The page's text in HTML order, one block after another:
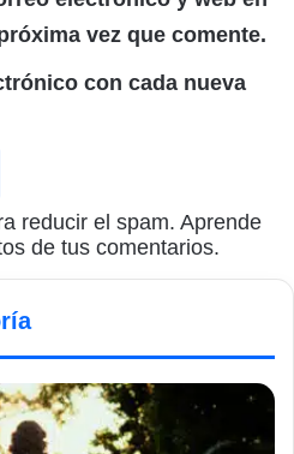
vez que comente.
con cada nueva
reducir el spam. Aprende
de tus comentarios.